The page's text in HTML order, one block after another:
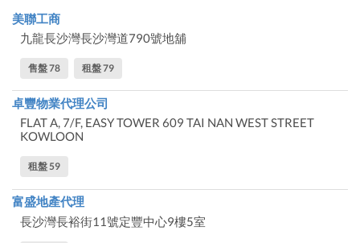
美聯工商
九龍長沙灣長沙灣道790號地舖
售盤 78 租盤 79
卓豐物業代理公司
FLAT A, 7/F, EASY TOWER 609 TAI NAN WEST STREET
KOWLOON
租盤 59
富盛地產代理
長沙灣長裕街11號定豐中心9樓5室